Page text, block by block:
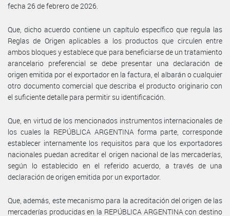
fecha 26 de febrero de 2026.
Que, dicho acuerdo contiene un capítulo específico que regula las
Reglas de Origen aplicables a los productos que circulen entre
ambos bloques y establece que para beneficiarse de un tratamiento
arancelario preferencial se debe presentar una declaración de
origen emitida por el exportador en la factura, el albarán o cualquier
otro documento comercial que describa el producto originario con
el suficiente detalle para permitir su identificación.
Que, en virtud de los mencionados instrumentos internacionales de
los cuales la REPÚBLICA ARGENTINA forma parte, corresponde
establecer internamente los requisitos para que los exportadores
nacionales puedan acreditar el origen nacional de las mercaderías,
según lo establecido en el referido acuerdo, a través de una
declaración de origen emitida por un exportador.
Que, además, este mecanismo para la acreditación del origen de las
mercaderías producidas en la REPÚBLICA ARGENTINA con destino